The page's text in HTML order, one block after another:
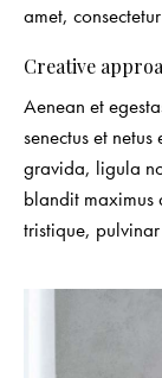
amet,
Creative
Aenean et
senectus et
gravida, ligula
blandit maximus
tristique,